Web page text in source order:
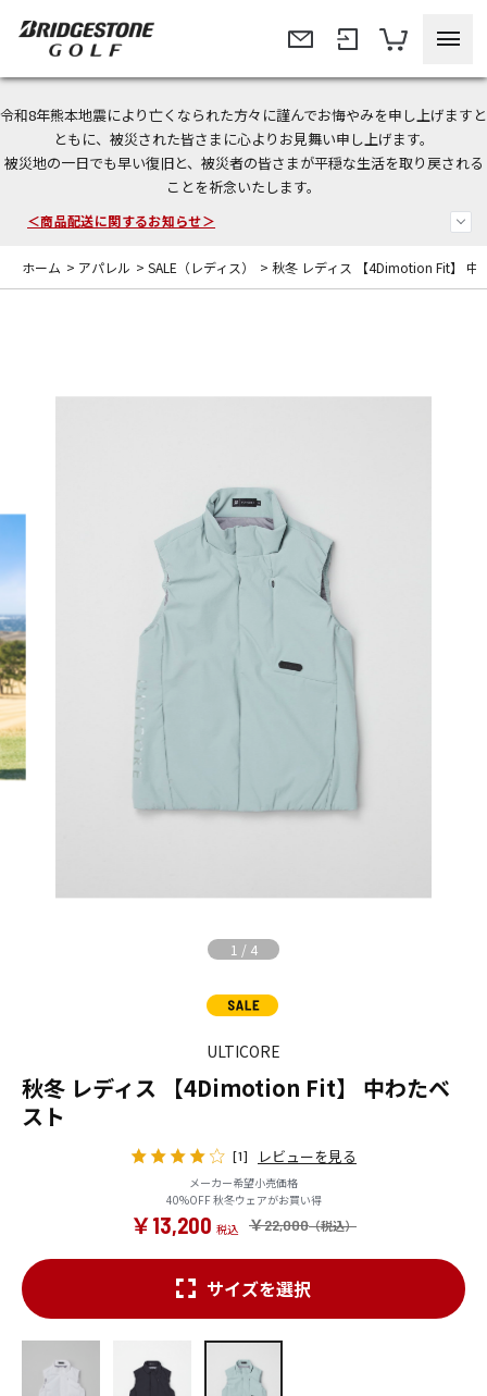
令和8年熊本地震により亡くなられた方々に謹んでお悔やみを申し上げますと
ともに、被災された皆さまに心よりお見舞い申し上げます。
被災地の一日でも早い復旧と、被災者の皆さまが平穏な生活を取り戻される
ことを祈念いたします。
＜夏季休暇中のご注文・発送・お問い合わせ＞
今なら新規会員登録で1,000円OFFクーポンプレゼント！
＜商品配送に関するお知らせ＞
ホーム > アパレル > SALE（レディス） > 秋冬 レディス 【4Dimotion Fit】 中
1 / 4
ULTICORE
秋冬 レディス 【4Dimotion Fit】 中わたベ
スト
[1] レビューを見る
メーカー希望小売価格
40%OFF 秋冬ウェアがお買い得
￥22,000
￥13,200
サイズを選択